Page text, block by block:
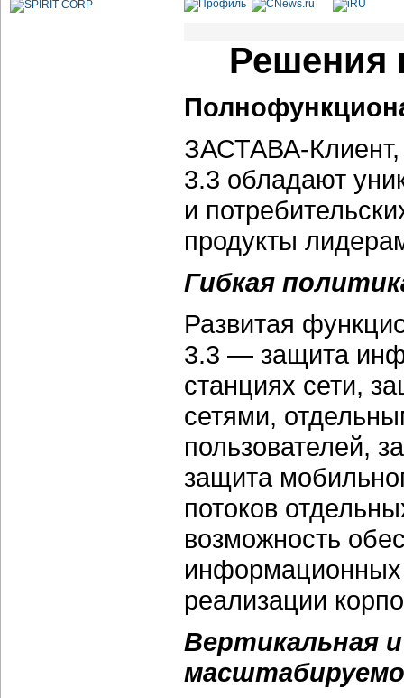
Решения
ЗАСТАВА-
3.3 обладают
и
продукты
Гибкая
Развитая
3.3 — защита
станциях сети,
сетями,
пользователей,
защита
потоков
возможность
информационных
реализации
Вертикальная